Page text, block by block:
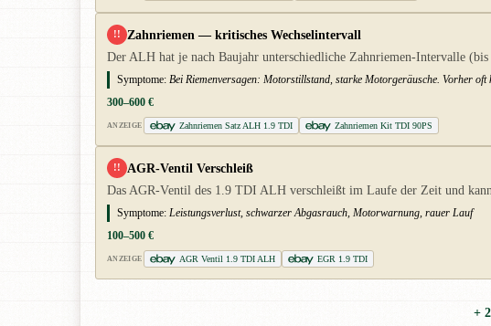
!! Zahnriemen — kritisches Wechselintervall
Der ALH hat je nach Baujahr unterschiedliche Zahnriemen-Intervalle
Symptome: Bei Riemenversagen: Motorstillstand, starke Motorgeräusche. Vorher
300–600 €
ANZEIGE Zahnriemen Satz ALH 1.9 TDI Zahnriemen Kit TDI 90PS
!! AGR-Ventil Verschleiß
Das AGR-Ventil des 1.9 TDI ALH verschleißt im Laufe der Zeit und
Symptome: Leistungsverlust, schwarzer Abgasrauch, Motorwarnung, rauer Lauf
100–500 €
ANZEIGE AGR Ventil 1.9 TDI ALH EGR 1.9 TDI
+